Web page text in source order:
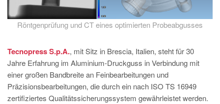
Röntgenprüfung und CT eines optimierten Probeabgusses
Tecnopress S.p.A., mit Sitz in Brescia, Italien, steht für 30
Jahre Erfahrung im Aluminium-Druckguss in Verbindung mit
einer großen Bandbreite an Feinbearbeitungen und
Präzisionsbearbeitungen, die durch ein nach ISO TS 16949
zertifiziertes Qualitätssicherungssystem gewährleistet werden.